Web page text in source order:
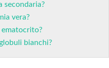
secondaria?
vera?
ematocrito?
bianchi?